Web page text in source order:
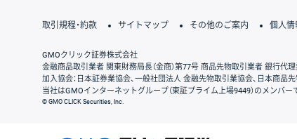
取引規程・約款 サイトマップ その他のご案内 個人情
GMOクリック証券株式会社
金融商品取引業者 関東財務局長（金商）第77号 商品先物取引業者 銀行代
加入協会：日本証券業協会、一般社団法人 金融先物取引業協会、日本商品
当社はGMOインターネットグループ（東証プライム上場9449）のメンバー
© GMO CLICK Securities, Inc.